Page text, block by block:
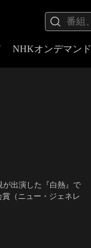
NHKオンデマンド
出演した『白熱』で
（ニュー・ジェネレ